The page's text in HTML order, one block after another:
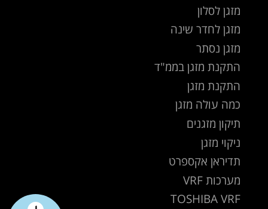
מזגן לסלון
מזגן לחדר שינה
מזגן נסתר
התקנת מזגן בממ"ד
התקנת מזגן
כמה עולה מזגן
תיקון מזגנים
ניקוי מזגן
תדיראן אקספרט
מערכות VRF
TOSHIBA VRF